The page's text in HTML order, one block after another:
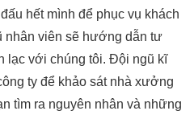
hết mình để phục vụ khách
nhân viên sẽ hướng dẫn tư
lạc với chúng tôi. Đội ngũ kĩ
ty để khảo sát nhà xưởng
tìm ra nguyên nhân và những